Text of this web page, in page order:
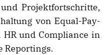
Projektfortschritte,
von Equal-Pay-
und Compliance in
Reportings.